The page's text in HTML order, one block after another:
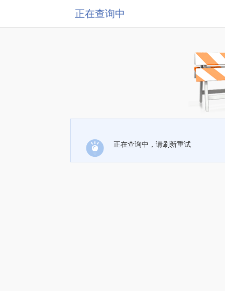
正在查询中
正在查询中，请刷新重试